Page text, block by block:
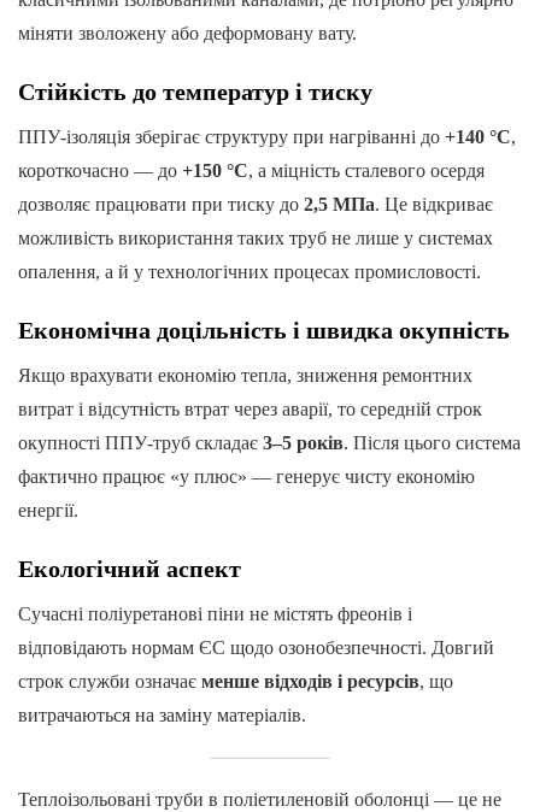
міняти зволожену або деформовану вату.
Стійкість до температур і тиску
ППУ-ізоляція зберігає структуру при нагріванні до +140 °C,
короткочасно — до +150 °C, а міцність сталевого осердя
дозволяє працювати при тиску до 2,5 МПа. Це відкриває
можливість використання таких труб не лише у системах
опалення, а й у технологічних процесах промисловості.
Економічна доцільність і швидка окупність
Якщо врахувати економію тепла, зниження ремонтних
витрат і відсутність втрат через аварії, то середній строк
окупності ППУ-труб складає 3–5 років. Після цього система
фактично працює «у плюс» — генерує чисту економію
енергії.
Екологічний аспект
Сучасні поліуретанові піни не містять фреонів і
відповідають нормам ЄС щодо озонобезпечності. Довгий
строк служби означає менше відходів і ресурсів, що
витрачаються на заміну матеріалів.
Теплоізольовані труби в поліетиленовій оболонці — це не